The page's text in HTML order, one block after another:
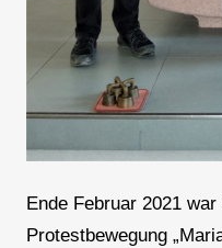
Ende Februar 2021
Protestbewegung